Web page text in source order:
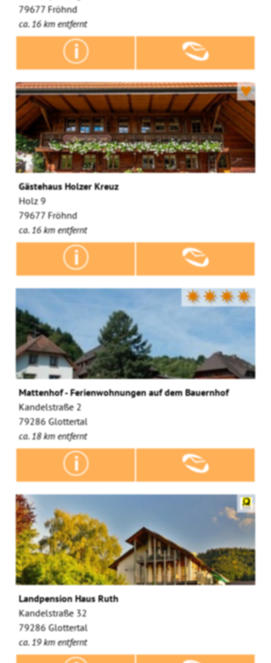
79677 Fröhnd
ca. 16 km entfernt
♥
Gästehaus Holzer Kreuz
Holz 9
79677 Fröhnd
ca. 16 km entfernt
✷✷✷✷
Mattenhof - Ferienwohnungen auf dem Bauernhof
Kandelstraße 2
79286 Glottertal
ca. 18 km entfernt
Landpension Haus Ruth
Kandelstraße 32
79286 Glottertal
ca. 19 km entfernt